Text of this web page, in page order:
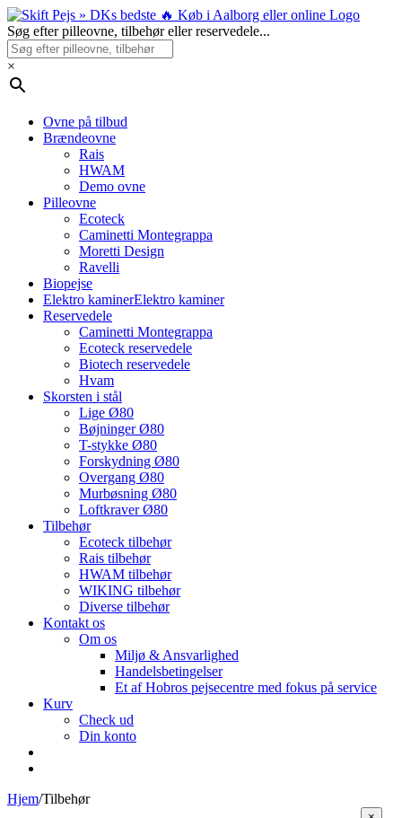
Skip
to
content
Søg efter pilleovne, tilbehør eller reservedele...
×
Ovne på tilbud
Brændeovne
Rais
HWAM
Demo ovne
Pilleovne
Ecoteck
Caminetti Montegrappa
Moretti Design
Ravelli
Biopejse
Elektro kaminerElektro kaminer
Reservedele
Caminetti Montegrappa
Ecoteck reservedele
Biotech reservedele
Hvam
Skorsten i stål
Lige Ø80
Bøjninger Ø80
T-stykke Ø80
Forskydning Ø80
Overgang Ø80
Murbøsning Ø80
Loftkraver Ø80
Tilbehør
Ecoteck tilbehør
Rais tilbehør
HWAM tilbehør
WIKING tilbehør
Diverse tilbehør
Kontakt os
Om os
Miljø & Ansvarlighed
Handelsbetingelser
Et af Hobros pejsecentre med fokus på service
Kurv
Check ud
Din konto
Hjem/Tilbehør